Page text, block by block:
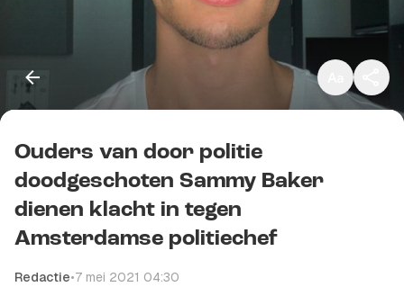
Ouders van door politie
doodgeschoten Sammy Baker
dienen klacht in tegen
Amsterdamse politiechef
Redactie•7 mei 2021 04:30